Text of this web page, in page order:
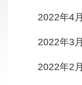
2022年4月
2022年3月
2022年2月